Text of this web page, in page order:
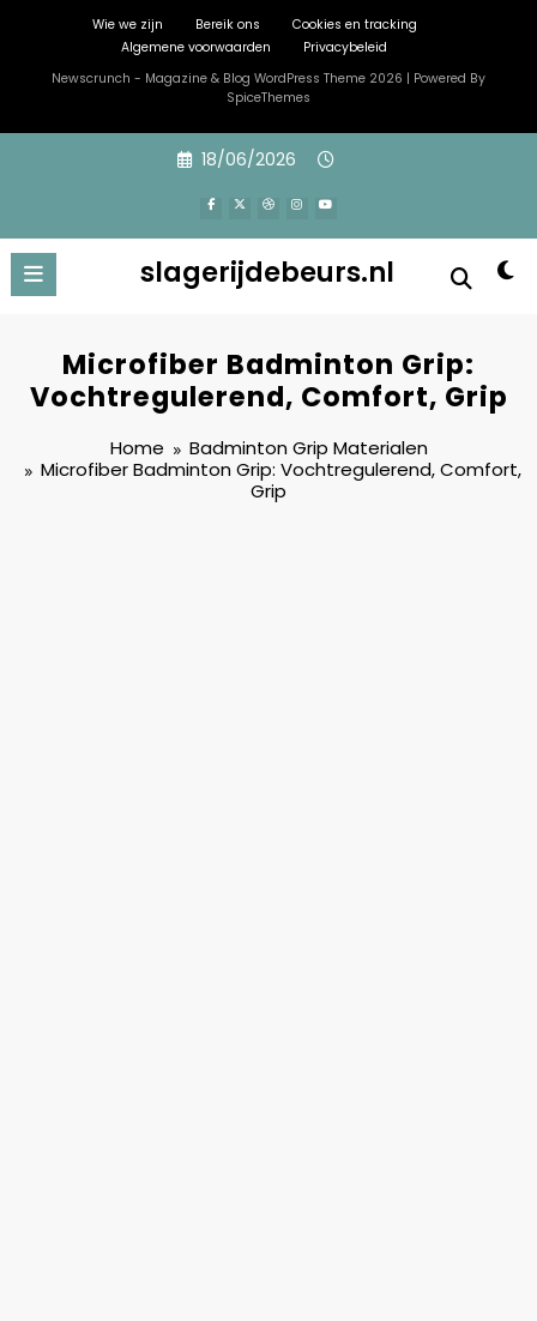
Wie we zijn Bereik ons
Cookies en tracking
Algemene voorwaarden
Privacybeleid
Newscrunch - Magazine & Blog WordPress Theme 2026 | Powered By
SpiceThemes
18/06/2026
slagerijdebeurs.nl
Microfiber Badminton Grip:
Vochtregulerend, Comfort, Grip
Home
Badminton Grip Materialen
Microfiber Badminton Grip: Vochtregulerend, Comfort,
Grip